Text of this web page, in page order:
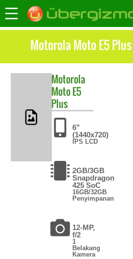
Motorola Moto E5
Motorola
Moto E5
Plus
6"
(1440x720)
IPS LCD
2GB/3GB
Snapdragon
425 SoC
16GB/32GB
Penyimpanan
12-MP,
f/2
1
Belakang
Kamera